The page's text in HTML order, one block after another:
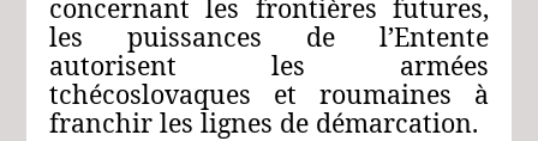
concernant les frontières futures,
les puissances de l’Entente
autorisent les armées
tchécoslovaques et roumaines à
franchir les lignes de démarcation.